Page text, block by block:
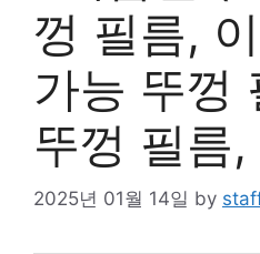
껑 필름,
가능 뚜껑
뚜껑 필름,
2025년 01월 14일 by